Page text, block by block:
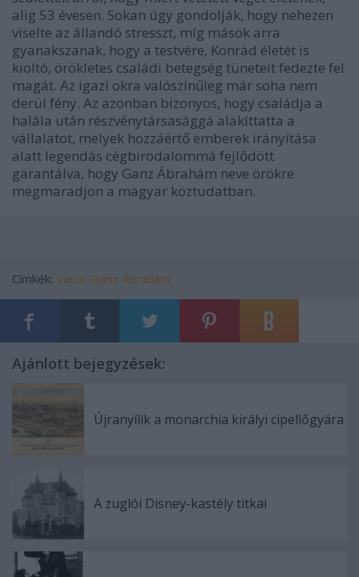
alig 53 évesen. Sokan úgy gondolják, hogy nehezen
viselte az állandó stresszt, míg mások arra
gyanakszanak, hogy a testvére, Konrád életét is
kioltó, örökletes családi betegség tüneteit fedezte fel
magát. Az igazi okra valószínűleg már soha nem
derül fény. Az azonban bizonyos, hogy családja a
halála után részvénytársasággá alakíttatta a
vállalatot, melyek hozzáértő emberek irányítása
alatt legendás cégbirodalommá fejlődött
garantálva, hogy Ganz Ábrahám neve örökre
megmaradjon a magyar köztudatban.
Címkék: Vasút Ganz Ábrahám
Ajánlott bejegyzések:
Újranyílik a monarchia királyi cipellőgyára
A zuglói Disney-kastély titkai